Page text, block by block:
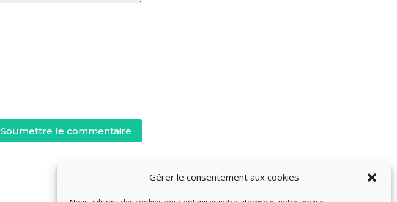
Gérer le consentement aux cookies
Soumettre le commentaire